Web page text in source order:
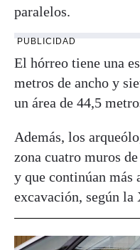
paralelos.
PUBLICIDAD
El hórreo tiene una
metros de ancho y
un área de 44,5
Además, los
zona cuatro muros
y que continúan
excavación, según la